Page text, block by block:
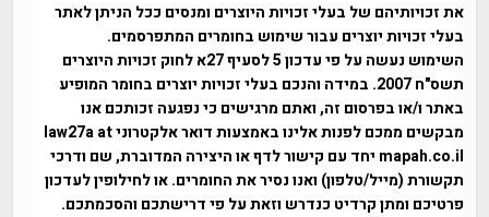
את זכויותיהם של בעלי זכויות היוצרים ומנסים ככל הניתן לאתר
בעלי זכויות יוצרים עבור שימוש בחומרים המתפרסמים.
השימוש נעשה על פי עדכון 5 לסעיף 27א לחוק זכויות היוצרים
תשס"ח 2007. במידה והנכם בעלי זכויות יוצרים בחומר המופיע
באתר ו/או בפרסום זה, ואתם מרגישים כי נפגעה זכותכם אנו
מבקשים ממכם לפנות אלינו באמצעות דואר אלקטרוני law27a at
mapah.co.il יחד עם קישור לדף או היצירה המדוברת, שם ודרכי
תקשורת (מייל/טלפון) ואנו נסיר את החומרים. או לחילופין לעדכון
פרטיכם ומתן קרדיט כנדרש וזאת על פי דרישתכם והסכמתכם.